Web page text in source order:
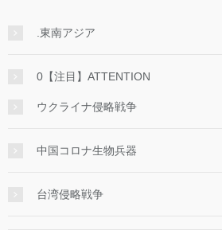
.東南アジア
0【注目】ATTENTION
ウクライナ侵略戦争
中国コロナ生物兵器
台湾侵略戦争